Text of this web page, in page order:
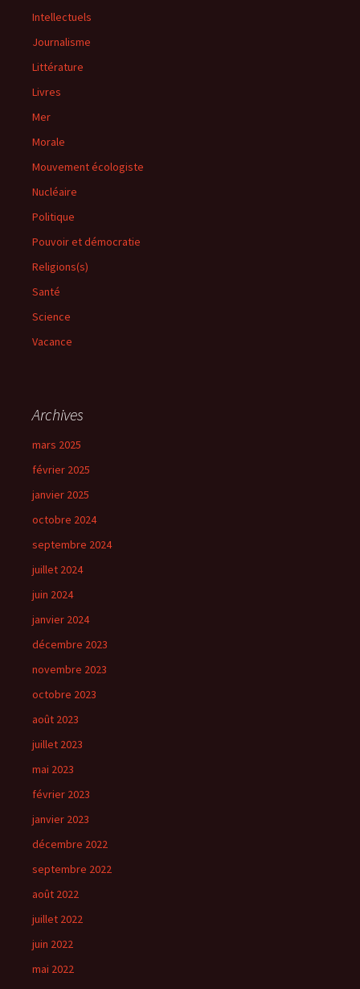
Intellectuels
Journalisme
Littérature
Livres
Mer
Morale
Mouvement écologiste
Nucléaire
Politique
Pouvoir et démocratie
Religions(s)
Santé
Science
Vacance
Archives
mars 2025
février 2025
janvier 2025
octobre 2024
septembre 2024
juillet 2024
juin 2024
janvier 2024
décembre 2023
novembre 2023
octobre 2023
août 2023
juillet 2023
mai 2023
février 2023
janvier 2023
décembre 2022
septembre 2022
août 2022
juillet 2022
juin 2022
mai 2022